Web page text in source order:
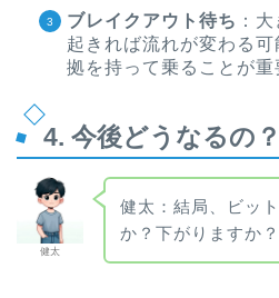
ブレイクアウト待ち ：
起きれば流れが変わる
拠を持って乗ることが重
4. 今後どうなるの？
健太
健太：結局、ビッ
か？下がりますか？